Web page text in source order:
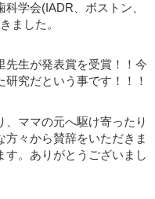
学会(IADR、ボストン、
ました。
先生が発表賞を受賞！！今
究だという事です！！！
ママの元へ駆け寄ったり
方々から賛辞をいただきま
す。ありがとうございまし